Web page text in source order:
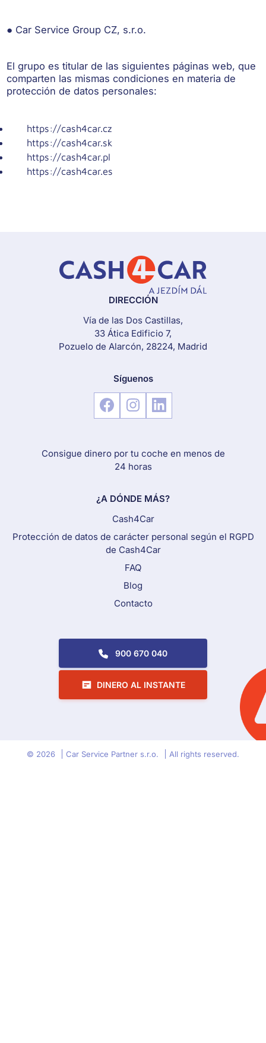
● Car Service Group CZ, s.r.o.
El grupo es titular de las siguientes páginas web, que
comparten las mismas condiciones en materia de
protección de datos personales:
https://cash4car.cz
https://cash4car.sk
https://cash4car.pl
https://cash4car.es
DIRECCIÓN
Vía de las Dos Castillas,
33 Ática Edificio 7,
Pozuelo de Alarcón, 28224, Madrid
Síguenos
Consigue dinero por tu coche en menos de
24 horas
¿A DÓNDE MÁS?
Cash4Car
Protección de datos de carácter personal según el RGPD
de Cash4Car
FAQ
Blog
Contacto
Call To Action Menu
900 670 040
DINERO AL INSTANTE
© 2026 Car Service Partner s.r.o. All rights reserved.